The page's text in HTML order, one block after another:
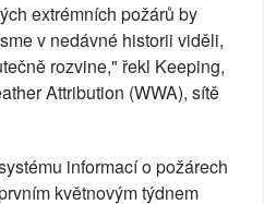
extrémních požárů by
v nedávné historii viděli,
rozvine," řekl Keeping,
Attribution (WWA), sítě
informací o požárech
květnovým týdnem